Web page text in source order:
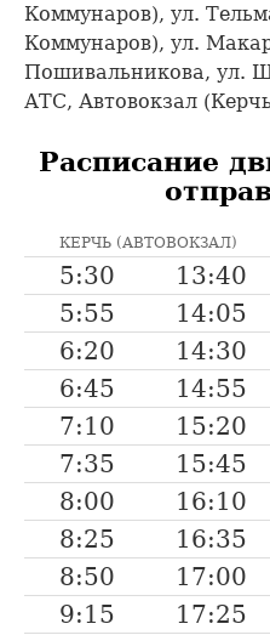
Коммунаров), ул.
Коммунаров), ул.
Пошивальникова, ул.
АТС, Автовокзал
Расписание
КЕРЧЬ (АВТОВОКЗАЛ)
5:30 13:40
5:55
14:05
6:20
14:30
6:45
14:55
7:10
15:20
7:35
15:45
8:00
16:10
8:25
16:35
8:50
17:00
9:15
17:25